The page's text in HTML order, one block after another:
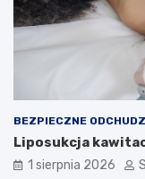
BEZPIECZNE
Liposukcja
1 sierpnia 2026